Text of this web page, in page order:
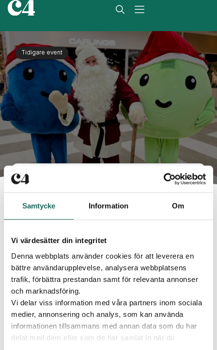
Samtycke Information Om
Vi värdesätter din integritet
Denna webbplats använder cookies för att leverera en
bättre användarupplevelse, analysera webbplatsens
trafik, förbättra prestandan samt för relevanta annonser
och marknadsföring.
Vi delar viss information med våra partners inom sociala
medier, annonsering och analys, som kan använda
informationen tillsammans med annan data som du har
delat med dem eller som de har samlat in när du
Tidigare event
Publicerad22 november 2024
TRÄFFA TOMTEN
Datum:
Tid:
12,00-16,00
Plats:
C4 Shopping